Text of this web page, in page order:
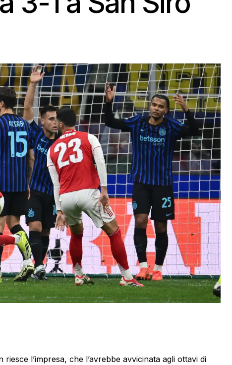
l’impresa, che l’avrebbe avvicinata agli ottavi di